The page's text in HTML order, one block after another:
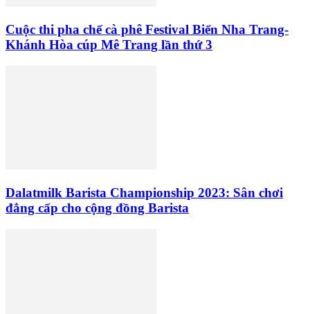
Cuộc thi pha chế cà phê Festival Biển Nha Trang-
Khánh Hòa cúp Mê Trang lần thứ 3
Dalatmilk Barista Championship 2023: Sân chơi
đẳng cấp cho cộng đồng Barista